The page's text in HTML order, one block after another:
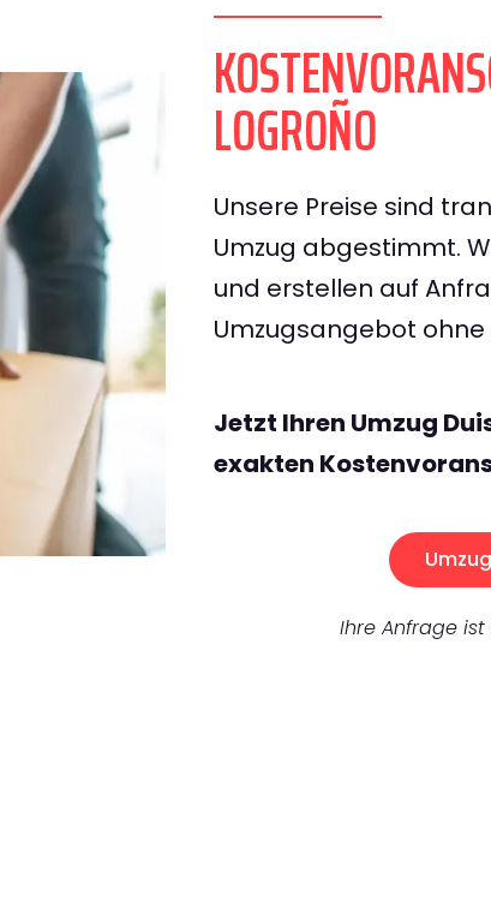
LOGROÑO
Unsere Preise sind
Umzug abgestimmt.
und erstellen auf
Umzugsangebot
Jetzt Ihren Umzug
exakten
Ihre Anfrage ist